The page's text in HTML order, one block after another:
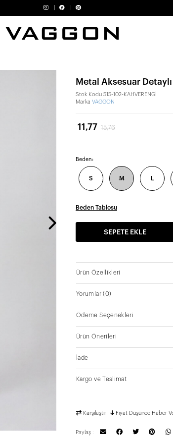
Metal Aksesuar
Stok Kodu 515-102-KAHVERENGİ
Marka VAGGON
11,77 15,76
Beden:
S M L
Beden Tablosu
SEPETE EKLE
Ürün Özellikleri
Yorumlar(0)
Ödeme Seçenekleri
Ürün Önerileri
İade
Kargo ve Teslimat
Karşılaştır Fiyat Düşünce Haber
Paylaş :